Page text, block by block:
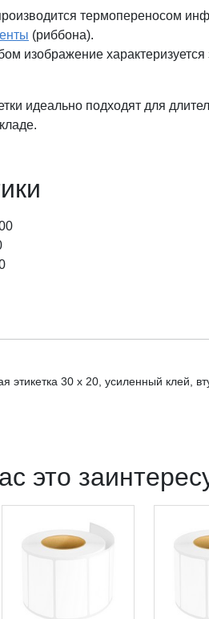
термопереносом
(риббона).
изображение
идеально подходят для
этикетка 30 х 20, усиленный клей,
это